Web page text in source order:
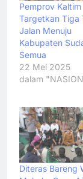
Pemprov Kaltim
Targetkan Tiga
Jalan Menuju
Kabupaten
Semua
22 Mei 2025
dalam
Diteras Bareng